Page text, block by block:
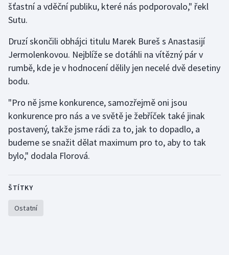
Lyže a snowboard
Moderní pětiboj
Motorsport
Olympijské hry
Parasport
Plavání
Plážový volejbal
Ragby
Rychlobruslení
šťastní a vděční publiku, které nás podporovalo," řekl
Sutu.
Druzí skončili obhájci titulu Marek Bureš s Anastasijí
Jermolenkovou. Nejblíže se dotáhli na vítězný pár v
rumbě, kde je v hodnocení dělily jen necelé dvě desetiny
bodu.
"Pro ně jsme konkurence, samozřejmě oni jsou
konkurence pro nás a ve světě je žebříček také jinak
postavený, takže jsme rádi za to, jak to dopadlo, a
budeme se snažit dělat maximum pro to, aby to tak
bylo," dodala Florová.
ŠTÍTKY
Ostatní